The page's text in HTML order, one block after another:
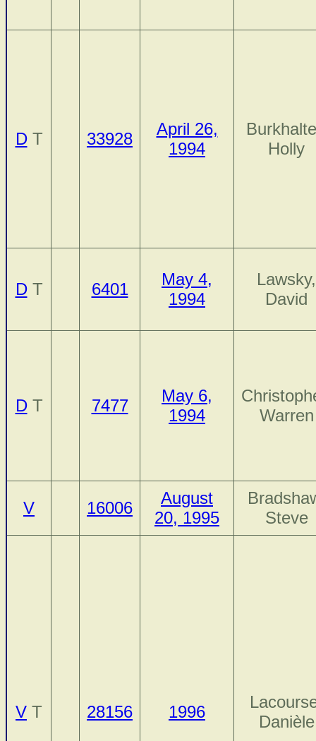
DT 33928
April 26,
1994
Holly
DT 6401
May 4,
1994
Lawsky,
David
DT 7477
May 6,
1994
Warren
V 16006
August
20, 1995
Steve
V T 28156 1996
Danièle